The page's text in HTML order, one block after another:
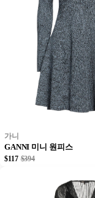
가니
GANNI 미니 원피스
$117 $394